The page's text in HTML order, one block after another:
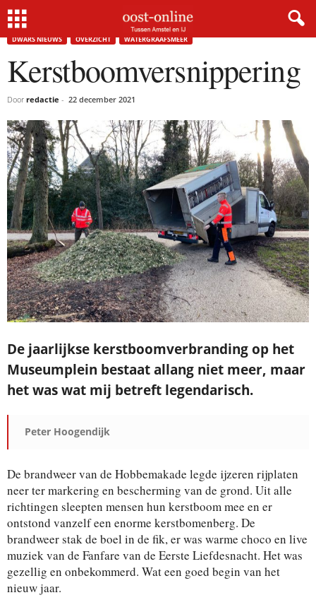
Home Kerstboomversnippering
DWARS NIEUWS OVERZICHT WATERGRAAFSMEER
Kerstboomversnippering
Door redactie - 22 december 2021
De jaarlijkse kerstboomverbranding op het
Museumplein bestaat allang niet meer, maar
het was wat mij betreft legendarisch.
Peter Hoogendijk
De brandweer van de Hobbemakade legde ijzeren rijplaten
neer ter markering en bescherming van de grond. Uit alle
richtingen sleepten mensen hun kerstboom mee en er
ontstond vanzelf een enorme kerstbomenberg. De
brandweer stak de boel in de fik, er was warme choco en live
muziek van de Fanfare van de Eerste Liefdesnacht. Het was
gezellig en onbekommerd. Wat een goed begin van het
nieuw jaar.